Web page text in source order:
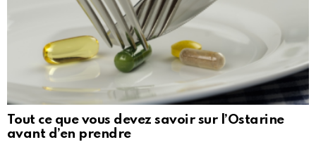
Tout ce que vous devez savoir sur l’Ostarine
avant d’en prendre